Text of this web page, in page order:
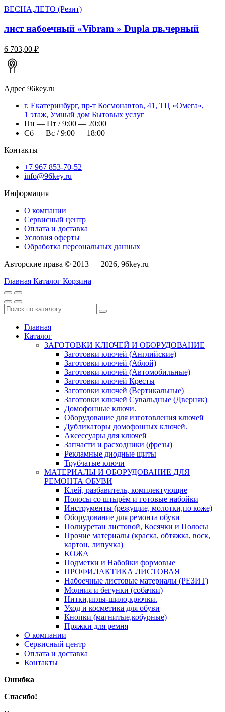
ВЕСНА,ЛЕТО (Резит)
лист набоечный «Vibram » Dupla цв.черный
6 703,00 ₽
Адрес 96key.ru
г. Екатеринбург, пр-т Космонавтов, 41, ТЦ «Омега»,
1 этаж, Умный дом Бытовых услуг
Пн — Пт / 9:00 — 20:00
Сб — Вс / 9:00 — 18:00
Контакты
+7 967 853-70-52
info@96key.ru
Информация
О компании
Сервисный центр
Оплата и доставка
Условия оферты
Обработка персональных данных
Авторские права © 2013 — 2026, 96key.ru
Главная Каталог Корзина
Главная
Каталог
ЗАГОТОВКИ КЛЮЧЕЙ И ОБОРУДОВАНИЕ
Заготовки ключей (Английские)
Заготовки ключей (Аблой)
Заготовки ключей (Автомобильные)
Заготовки ключей Кресты
Заготовки ключей (Вертикальные)
Заготовки ключей Сувальдные (Дверняк)
Домофонные ключи.
Оборудование для изготовления ключей
Дубликаторы домофонных ключей.
Аксессуары для ключей
Запчасти и расходники (фрезы)
Рекламные диодные щиты
Трубчатые ключи
МАТЕРИАЛЫ И ОБОРУДОВАНИЕ ДЛЯ
РЕМОНТА ОБУВИ
Клей, разбавитель, комплектующие
Полосы со штырём и готовые набойки
Инструменты (режущие, молотки,по коже)
Оборудование для ремонта обуви
Полиуретан листовой, Косячки и Полосы
Прочие материалы (краска, обтяжка, воск,
картон, липучка)
КОЖА
Подметки и Набойки формовые
ПРОФИЛАКТИКА ЛИСТОВАЯ
Набоечные листовые материалы (РЕЗИТ)
Молния и бегунки (собачки)
Нитки,иглы-шило,крючки.
Уход и косметика для обуви
Кнопки (магнитые,кобурные)
Пряжки для ремня
О компании
Сервисный центр
Оплата и доставка
Контакты
Ошибка
Спасибо!